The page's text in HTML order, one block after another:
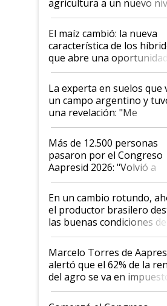
agricultura a un nuevo
posibilidades de
infinitas"
El maíz cambió: la nueva
característica de los
que abre una oportunidad
el lote
La experta en suelos que
un campo argentino y
una revelación: "Me
impresionó mucho"
Más de 12.500 personas
pasaron por el Congreso
Aapresid 2026: "Volvió a
demostrar que hablar del
suelo es hablar de todo el
sistema productivo"
En un cambio rotundo,
el productor brasilero
las buenas condiciones del
agro argentino para
"Los veo más motivados"
Marcelo Torres de
alertó que el 62% de la
del agro se va en
"No es bueno que en
Argentina se sigan